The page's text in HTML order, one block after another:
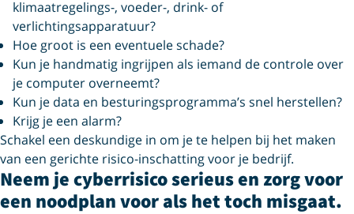
klimaatregelings-, voeder-, drink- of
verlichtingsapparatuur?
Hoe groot is een eventuele schade?
Kun je handmatig ingrijpen als iemand de controle over
je computer overneemt?
Kun je data en besturingsprogramma’s snel herstellen?
Krijg je een alarm?
Schakel een deskundige in om je te helpen bij het maken
van een gerichte risico-inschatting voor je bedrijf.
Neem je cyberrisico serieus en zorg voor
een noodplan voor als het toch misgaat.